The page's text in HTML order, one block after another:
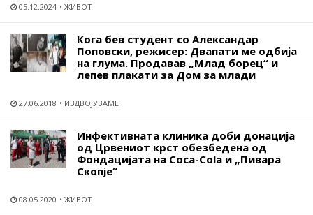
05.12.2024 ЖИВОТ
Кога бев студент со Александар
Поповски, режисер: Двапати ме одбија
на глума. Продавав „Млад борец“ и
лепев плакати за Дом за млади
27.06.2018 ИЗДВОЈУВАМЕ
Инфективната клиника доби донација
од Црвениот крст обезбедена од
Фондацијата на Coca-Cola и „Пивара
Скопје“
08.05.2020 ЖИВОТ